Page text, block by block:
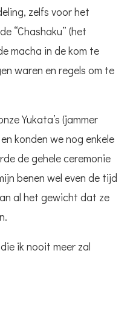
zelfs voor het
“Chashaku” (het
macha in de kom te
waren en regels om te
Yukata’s (jammer
konden we nog enkele
de gehele ceremonie
benen wel even de tijd
al het gewicht dat ze
ik nooit meer zal